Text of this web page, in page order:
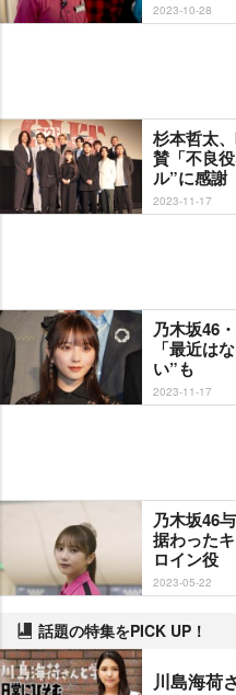
2023-10-28
杉本哲太
賛「不良
ル”に感謝
2023-11-17
乃木坂46
「最近は
い”も
2023-11-17
乃木坂46
据わった
ロイン役
2023-05-22
話題の特集をPICK UP！
川島海荷